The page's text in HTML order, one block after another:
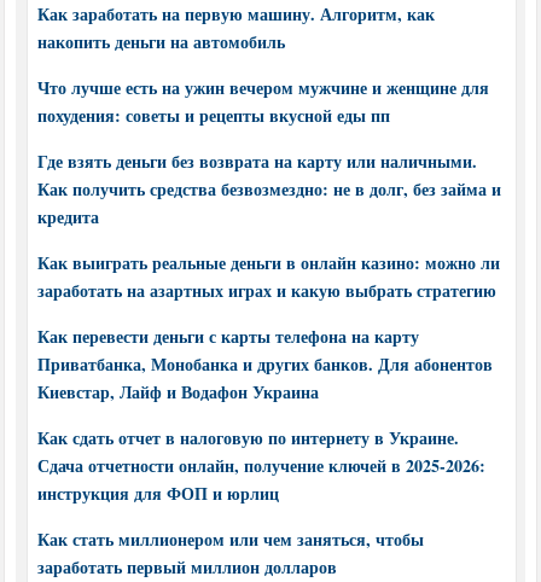
Как заработать на первую машину. Алгоритм, как
накопить деньги на автомобиль
Что лучше есть на ужин вечером мужчине и женщине для
похудения: советы и рецепты вкусной еды пп
Где взять деньги без возврата на карту или наличными.
Как получить средства безвозмездно: не в долг, без займа и
кредита
Как выиграть реальные деньги в онлайн казино: можно ли
заработать на азартных играх и какую выбрать стратегию
Как перевести деньги с карты телефона на карту
Приватбанка, Монобанка и других банков. Для абонентов
Киевстар, Лайф и Водафон Украина
Как сдать отчет в налоговую по интернету в Украине.
Сдача отчетности онлайн, получение ключей в 2025-2026:
инструкция для ФОП и юрлиц
Как стать миллионером или чем заняться, чтобы
заработать первый миллион долларов